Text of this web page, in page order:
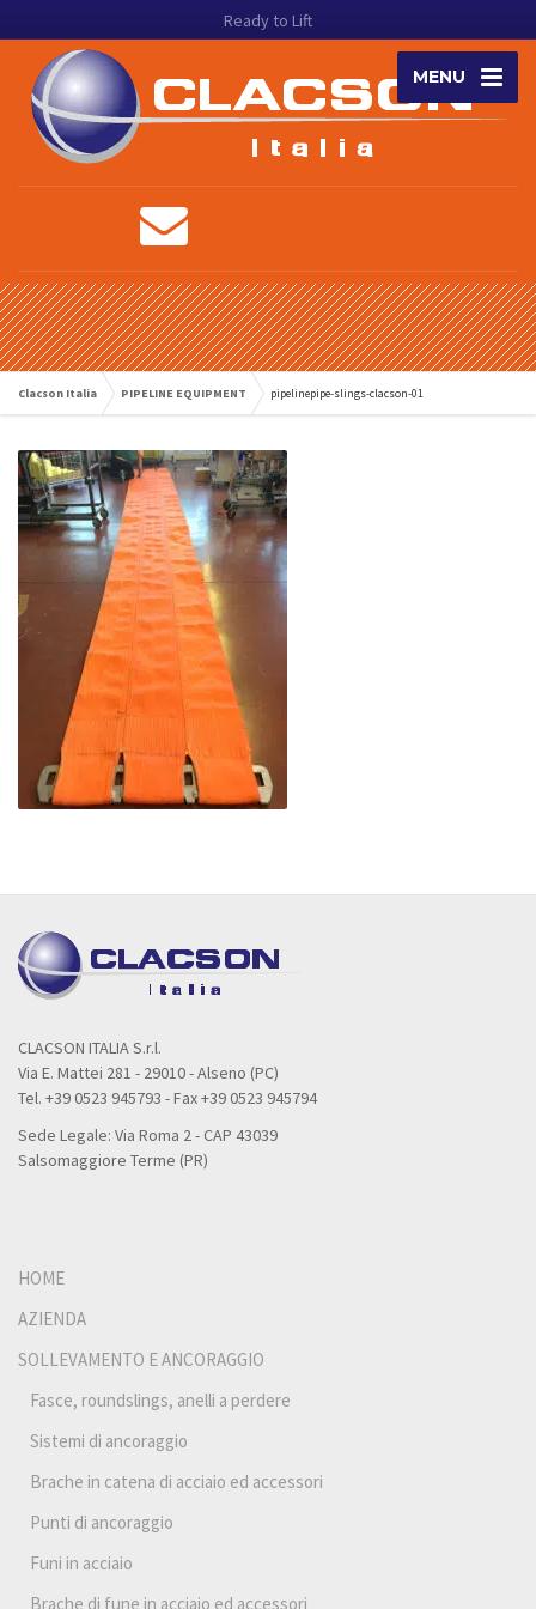
Ready to Lift
MENU
Clacson Italia PIPELINE EQUIPMENT pipelinepipe-slings-clacson-01
CLACSON ITALIA S.r.l.
Via E. Mattei 281 - 29010 - Alseno (PC)
Tel. +39 0523 945793 - Fax +39 0523 945794
Sede Legale: Via Roma 2 - CAP 43039
Salsomaggiore Terme (PR)
HOME
AZIENDA
SOLLEVAMENTO E ANCORAGGIO
Fasce, roundslings, anelli a perdere
Sistemi di ancoraggio
Brache in catena di acciaio ed accessori
Punti di ancoraggio
Funi in acciaio
Brache di fune in acciaio ed accessori